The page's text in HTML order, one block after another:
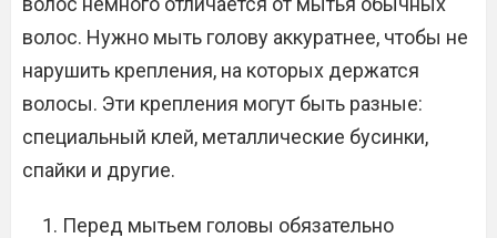
волос. Нужно мыть голову аккуратнее, чтобы не
нарушить крепления, на которых держатся
волосы. Эти крепления могут быть разные:
специальный клей, металлические бусинки,
спайки и другие.
Перед мытьем головы обязательно